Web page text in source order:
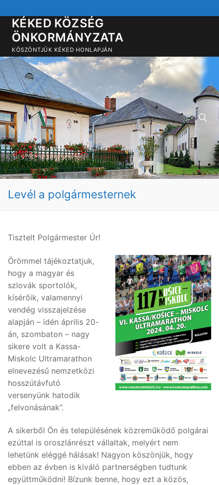
a
tartalomra
KÉKED KÖZSÉG
ÖNKORMÁNYZATA
KÖSZÖNTJÜK KÉKED HONLAPJÁN
Keresése:
Levél a polgármesternek
Tisztelt Polgármester Úr!
Örömmel tájékoztatjuk,
hogy a magyar és
szlovák sportolók,
kísérőik, valamennyi
vendég visszajelzése
alapján – idén április 20-
án, szombaton – nagy
sikere volt a Kassa-
Miskolc Ultramarathon
elnevezésű nemzetközi
hosszútávfutó
versenyünk hatodik
„felvonásának”.
A sikerből Ön és településének közreműködő polgárai
ezúttal is oroszlánrészt vállaltak, melyért nem
lehetünk eléggé hálásak! Nagyon köszönjük, hogy
ebben az évben is kiváló partnerségben tudtunk
együttműködni! Bízunk benne, hogy ezt a közös,